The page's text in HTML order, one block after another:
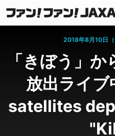
2018年8月10日
「きぼう」
放出ライ
satellites